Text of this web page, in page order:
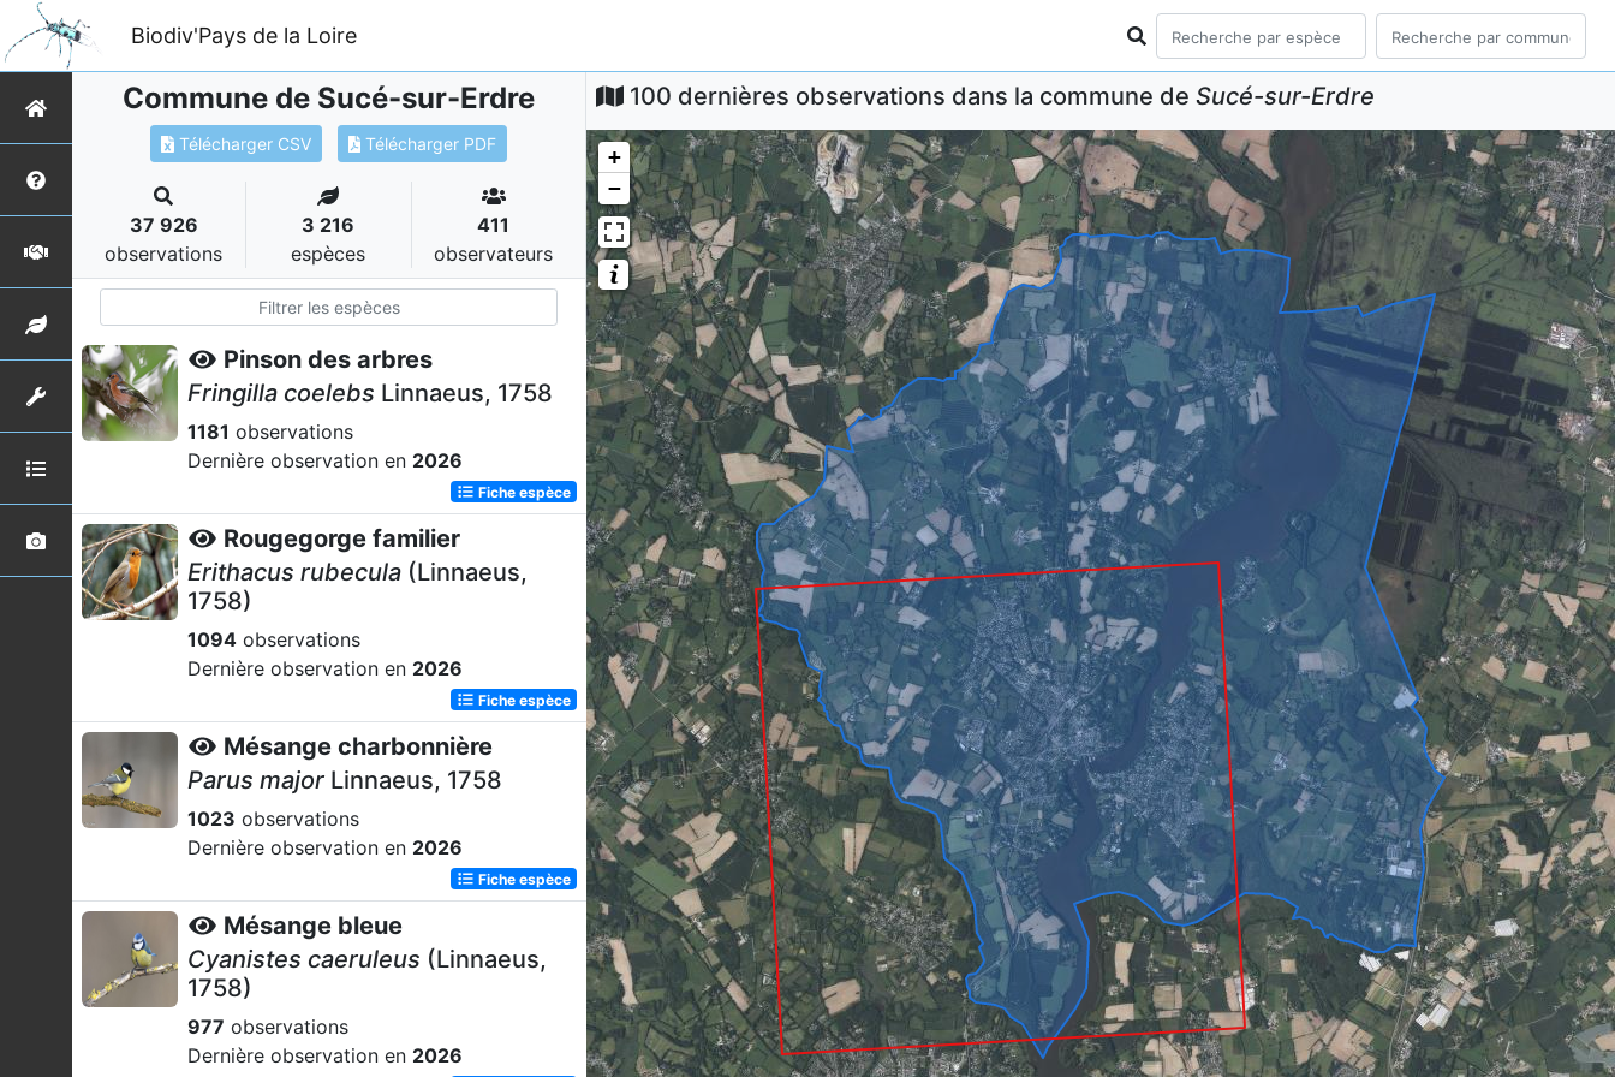
Biodiv'Pays de la Loire
Commune de Sucé-sur-Erdre
Télécharger CSV Télécharger PDF
37 926
observations
3 216
espèces
411
observateurs
Pinson des arbres
Fringilla coelebs Linnaeus, 1758
1181 observations
Dernière observation en 2026
Fiche espèce
Rougegorge familier
Erithacus rubecula (Linnaeus,
1758)
1094 observations
Dernière observation en 2026
Fiche espèce
Mésange charbonnière
Parus major Linnaeus, 1758
1023 observations
Dernière observation en 2026
Fiche espèce
Mésange bleue
Cyanistes caeruleus (Linnaeus,
1758)
977 observations
Dernière observation en 2026
100 dernières observations dans la commune de Sucé-sur-Erdre
+
−